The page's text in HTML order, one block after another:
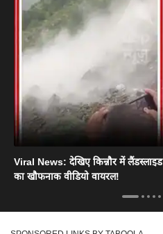
Viral News: देखिए किन्नौर में लैंडस्लाइड
का खौफनाक वीडियो वायरल!